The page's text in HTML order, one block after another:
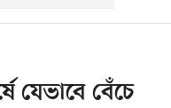
যেভাবে বেঁচে